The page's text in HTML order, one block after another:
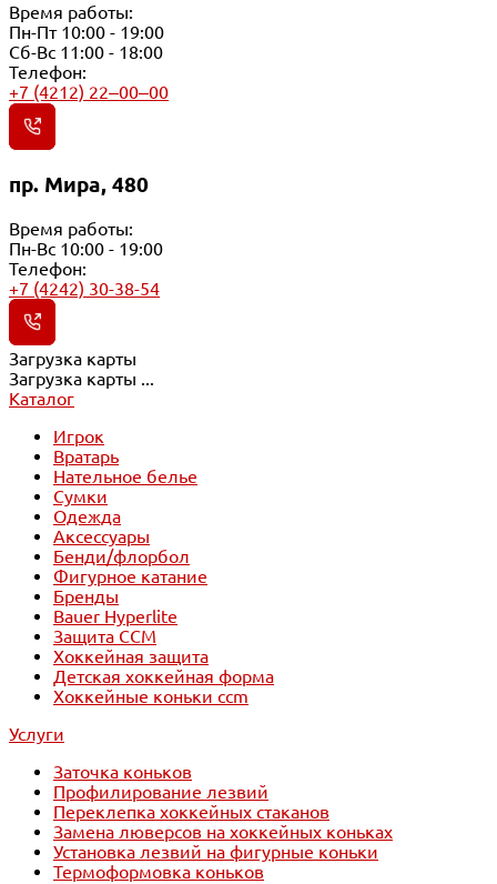
Время работы:
Пн-Пт 10:00 - 19:00
Сб-Вс 11:00 - 18:00
Телефон:
+7 (4212) 22‒00‒00
пр. Мира, 480
Время работы:
Пн-Вс 10:00 - 19:00
Телефон:
+7 (4242) 30-38-54
Загрузка карты
Загрузка карты ...
Каталог
Игрок
Вратарь
Нательное белье
Сумки
Одежда
Аксессуары
Бенди/флорбол
Фигурное катание
Бренды
Bauer Hyperlite
Защита CCM
Хоккейная защита
Детская хоккейная форма
Хоккейные коньки ccm
Услуги
Заточка коньков
Профилирование лезвий
Переклепка хоккейных стаканов
Замена люверсов на хоккейных коньках
Установка лезвий на фигурные коньки
Термоформовка коньков